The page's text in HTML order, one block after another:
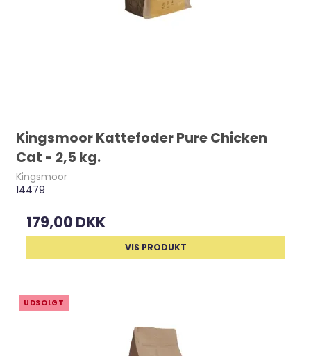
Kingsmoor Kattefoder Pure Chicken
Cat - 2,5 kg.
Kingsmoor
14479
179,00 DKK
VIS PRODUKT
UDSOLGT